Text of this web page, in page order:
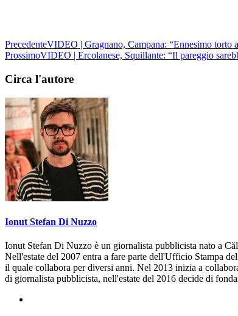
PrecedenteVIDEO | Gragnano, Campana: “Ennesimo torto
ProssimoVIDEO | Ercolanese, Squillante: “Il pareggio
Circa l'autore
Ionut Stefan Di Nuzzo
Ionut Stefan Di Nuzzo è un giornalista pubblicista nato a
Nell'estate del 2007 entra a fare parte dell'Ufficio Stampa
il quale collabora per diversi anni. Nel 2013 inizia a
di giornalista pubblicista, nell'estate del 2016 decide di